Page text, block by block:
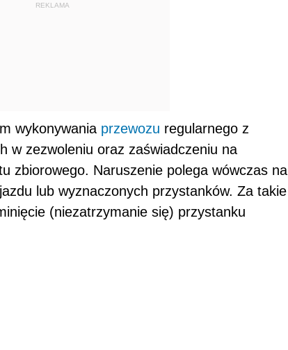
REKLAMA
wykonywania przewozu regularnego z
w zezwoleniu oraz zaświadczeniu na
zbiorowego. Naruszenie polega wówczas na
lub wyznaczonych przystanków. Za takie
(niezatrzymanie się) przystanku